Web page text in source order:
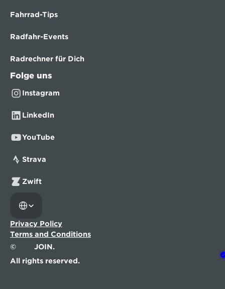
Fahrrad-Tips
Radfahr-Events
Radrechner für Dich
Folge uns
Instagram
LinkedIn
YouTube
Strava
Zwift
©
JOIN.
All rights reserved.
Privacy Policy
Terms and Conditions